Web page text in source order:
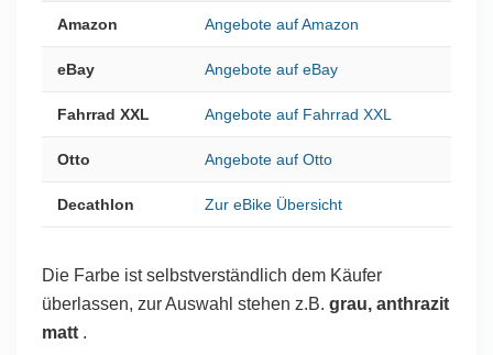
Amazon Angebote auf Amazon
eBay Angebote auf eBay
Fahrrad XXL Angebote auf Fahrrad XXL
Otto Angebote auf Otto
Decathlon Zur eBike Übersicht
Die Farbe ist selbstverständlich dem Käufer
überlassen, zur Auswahl stehen z.B. grau, anthrazit
matt .